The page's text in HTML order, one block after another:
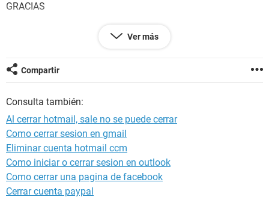
GRACIAS
Ver más
Compartir
Consulta también:
Al cerrar hotmail, sale no se puede cerrar
Como cerrar sesion en gmail
Eliminar cuenta hotmail ccm
Como iniciar o cerrar sesion en outlook
Como cerrar una pagina de facebook
Cerrar cuenta paypal